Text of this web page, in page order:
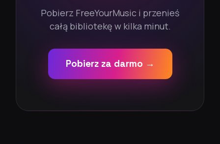
Pobierz FreeYourMusic i przenieś
całą bibliotekę w kilka minut.
Pobierz za darmo →